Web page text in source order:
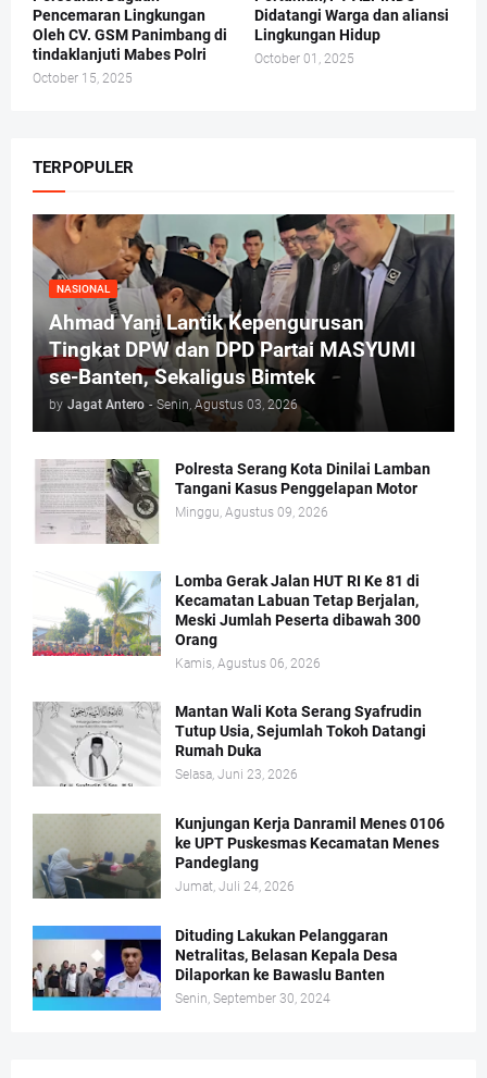
Pencemaran Lingkungan
Oleh CV. GSM Panimbang di
tindaklanjuti Mabes Polri
October 15, 2025
Didatangi Warga dan aliansi
Lingkungan Hidup
October 01, 2025
TERPOPULER
NASIONAL
Ahmad Yani Lantik Kepengurusan
Tingkat DPW dan DPD Partai MASYUMI
se-Banten, Sekaligus Bimtek
by Jagat Antero - Senin, Agustus 03, 2026
Polresta Serang Kota Dinilai Lamban
Tangani Kasus Penggelapan Motor
Minggu, Agustus 09, 2026
Lomba Gerak Jalan HUT RI Ke 81 di
Kecamatan Labuan Tetap Berjalan,
Meski Jumlah Peserta dibawah 300
Orang
Kamis, Agustus 06, 2026
Mantan Wali Kota Serang Syafrudin
Tutup Usia, Sejumlah Tokoh Datangi
Rumah Duka
Selasa, Juni 23, 2026
Kunjungan Kerja Danramil Menes 0106
ke UPT Puskesmas Kecamatan Menes
Pandeglang
Jumat, Juli 24, 2026
Dituding Lakukan Pelanggaran
Netralitas, Belasan Kepala Desa
Dilaporkan ke Bawaslu Banten
Senin, September 30, 2024